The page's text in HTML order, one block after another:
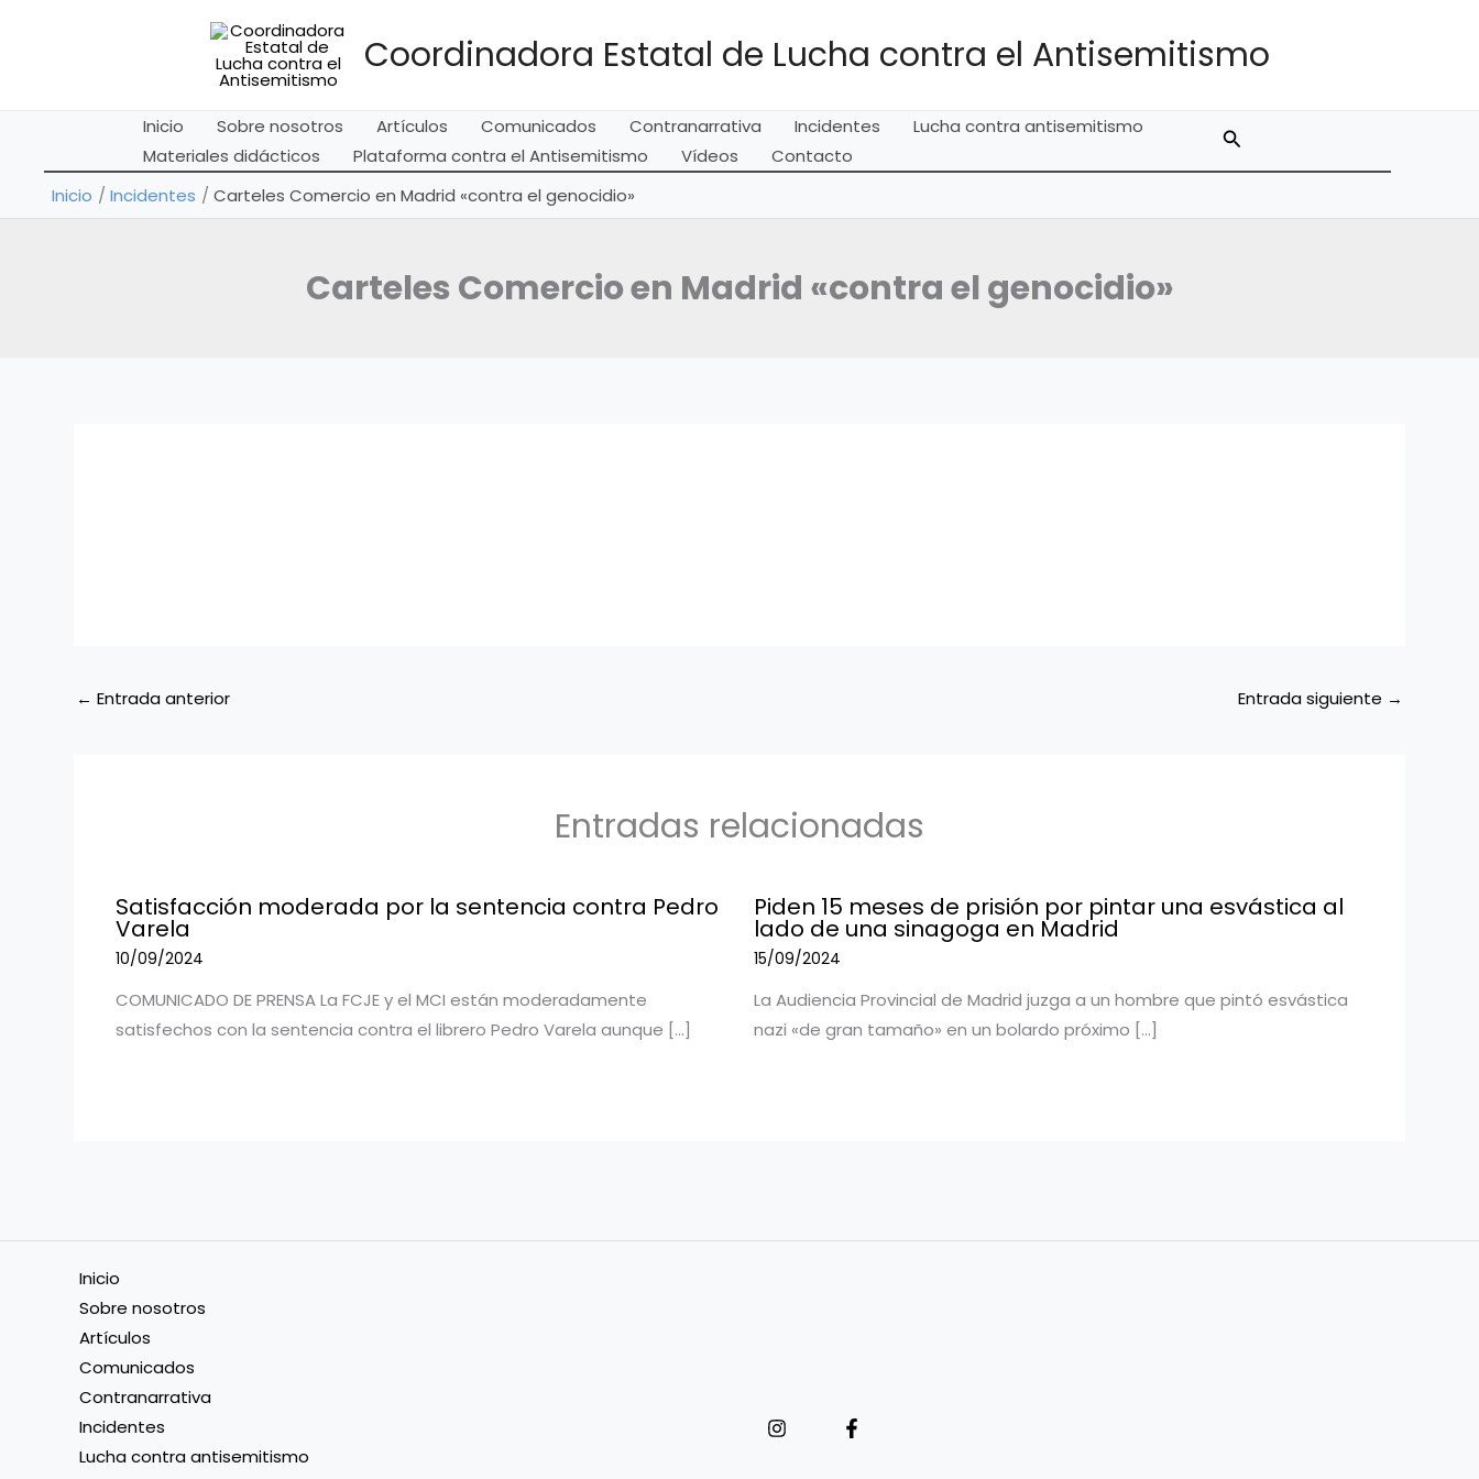
Coordinadora Estatal de Lucha contra el Antisemitismo
Inicio Sobre nosotros Artículos Comunicados Contranarrativa Incidentes
Lucha contra antisemitismo
Materiales didácticos
Plataforma contra el Antisemitismo Vídeos Contacto
Buscar
Inicio Incidentes Carteles Comercio en Madrid «contra el genocidio»
Carteles Comercio en Madrid «contra el genocidio»
← Entrada anterior Entrada siguiente →
Entradas relacionadas
Satisfacción moderada por la sentencia contra Pedro
Varela
10/09/2024
COMUNICADO DE PRENSA La FCJE y el MCI están moderadamente
satisfechos con la sentencia contra el librero Pedro Varela aunque […]
Piden 15 meses de prisión por pintar una esvástica al
lado de una sinagoga en Madrid
15/09/2024
La Audiencia Provincial de Madrid juzga a un hombre que pintó esvástica
nazi «de gran tamaño» en un bolardo próximo […]
Inicio
Sobre nosotros
Artículos
Comunicados
Contranarrativa
Incidentes
Lucha contra antisemitismo